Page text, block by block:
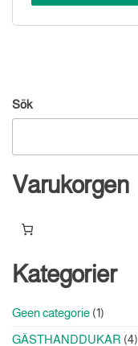
Sök
Varukorgen
Kategorier
Geen categorie 11
GÄSTHANDDUKAR 44